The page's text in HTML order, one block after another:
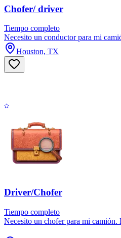
Chofer/ driver
Tiempo completo
Necesito un conductor para mi
Houston, TX
Driver/Chofer
Tiempo completo
Necesito un chofer para mi